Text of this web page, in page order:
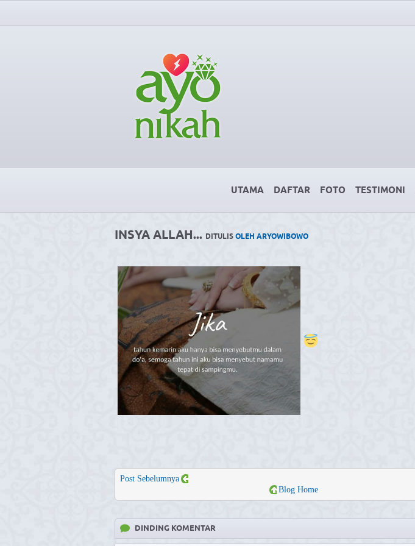
UTAMA DAFTAR FOTO TESTIMONI
INSYA ALLAH... DITULISOLEH ARYOWIBOWO
Post Sebelumnya
Blog Home
DINDING KOMENTAR